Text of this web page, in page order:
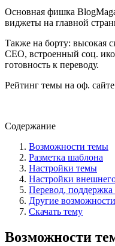
Основная фишка
виджеты на главной
Также на борту: высокая
СЕО, встроенный соц.
готовность к переводу.
Рейтинг темы на оф.
Содержание
Возможности темы
Разметка шаблона
Настройки темы
Настройки
Перевод, поддержка
Другие возможности
Скачать тему
Возможности